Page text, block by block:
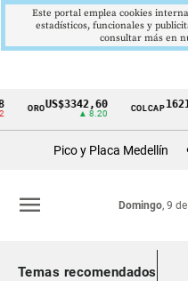
Cintillo
Colombia
OROUS$3342,60
▲ 8.20
COLCAP
Pico y Placa Medellín
Domingo, 9
menu
Temas recomendados
Este portal emplea cookies
estadísticos, funcionales y
consultar más en